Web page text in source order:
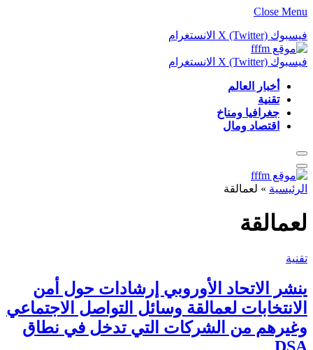
Close Menu
فيسبوك X (Twitter) الانستغرام
فيسبوك X (Twitter) الانستغرام
أخبار العالم
تقنية
جغرافيا ومناخ
اقتصاد ومال
الرئيسية»لعمالقة
لعمالقة
تقنية
ينشر الاتحاد الأوروبي إرشادات حول أمن
الانتخابات لعمالقة وسائل التواصل الاجتماعي
وغيرهم من الشركات التي تدخل في نطاق
DSA